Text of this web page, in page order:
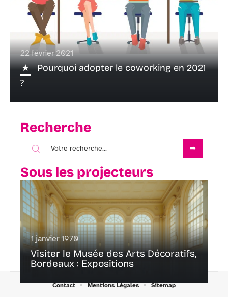
22 février 2021
Pourquoi adopter le coworking en 2021
?
Recherche
Sous les projecteurs
1 janvier 1970
Visiter le Musée des Arts Décoratifs,
Bordeaux : Expositions
Contact Mentions Légales Sitemap